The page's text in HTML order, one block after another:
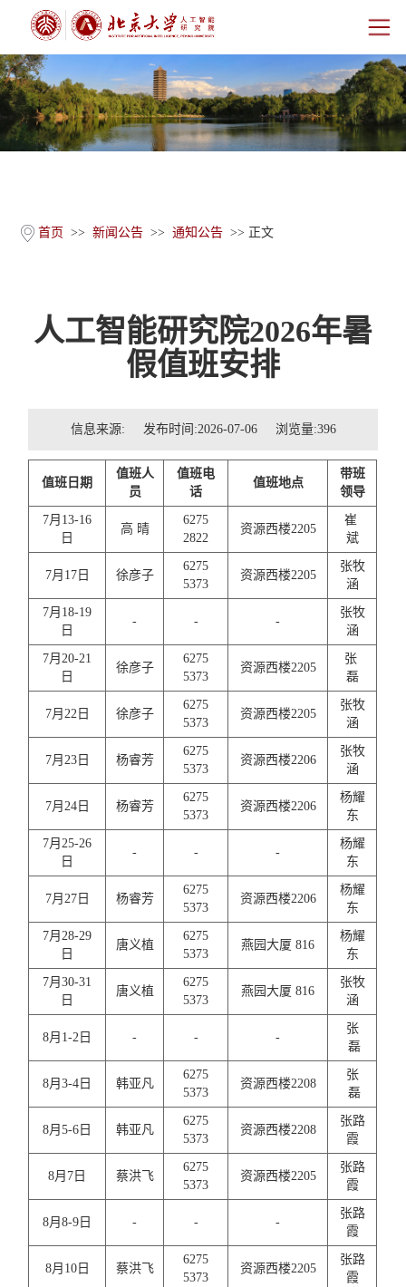
首页
研究院概况
科学研究
新闻公告
人才培养
联系我们
学生
首页 >> 新闻公告 >> 通知公告 >> 正文
人工智能研究院2026年暑
假值班安排
信息来源: 发布时间:2026-07-06 浏览量:396
值班日期
值班人
员
值班电
话
值班地点
带班
领导
7月13-16
日
高 晴
6275
2822
资源西楼2205
崔
斌
7月17日 徐彦子
6275
5373
资源西楼2205
张牧
涵
7月18-19
日
- - -
张牧
涵
7月20-21
日
徐彦子
6275
5373
资源西楼2205
张
磊
7月22日 徐彦子
6275
5373
资源西楼2205
张牧
涵
7月23日 杨睿芳
6275
5373
资源西楼2206
张牧
涵
7月24日 杨睿芳
6275
5373
资源西楼2206
杨耀
东
7月25-26
日
- - -
杨耀
东
7月27日 杨睿芳
6275
5373
资源西楼2206
杨耀
东
7月28-29
日
唐义植
6275
5373
燕园大厦 816
杨耀
东
7月30-31
日
唐义植
6275
5373
燕园大厦 816
张牧
涵
8月1-2日 - - -
张
磊
8月3-4日 韩亚凡
6275
5373
资源西楼2208
张
磊
8月5-6日 韩亚凡
6275
5373
资源西楼2208
张路
霞
8月7日 蔡洪飞
6275
5373
资源西楼2205
张路
霞
8月8-9日 - - -
张路
霞
8月10日 蔡洪飞
6275
5373
资源西楼2205
张路
霞